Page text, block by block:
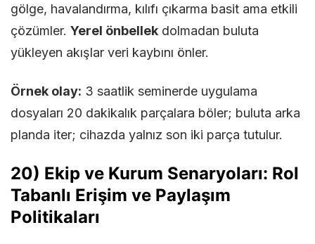
gölge, havalandırma, kılıfı çıkarma basit ama etkili
çözümler. Yerel önbellek dolmadan buluta
yükleyen akışlar veri kaybını önler.
Örnek olay: 3 saatlik seminerde uygulama
dosyaları 20 dakikalık parçalara böler; buluta arka
planda iter; cihazda yalnız son iki parça tutulur.
20) Ekip ve Kurum Senaryoları: Rol
Tabanlı Erişim ve Paylaşım
Politikaları